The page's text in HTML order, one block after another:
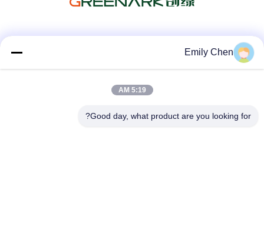
Emily Chen
5:19 AM
Good day, what product are you looking for?